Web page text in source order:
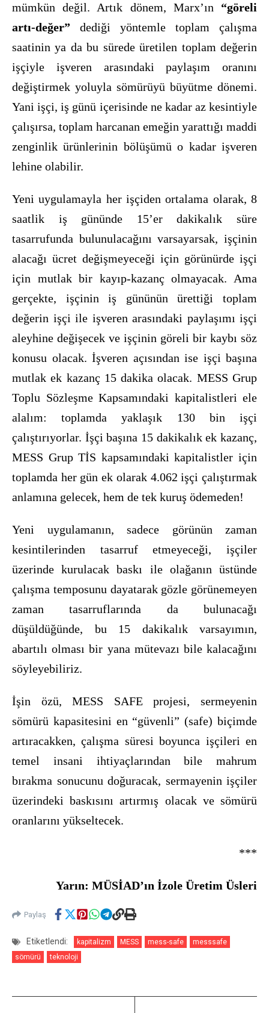
mümkün değil. Artık dönem, Marx’ın “göreli
artı-değer” dediği yöntemle toplam çalışma
saatinin ya da bu sürede üretilen toplam değerin
işçiyle işveren arasındaki paylaşım oranını
değiştirmek yoluyla sömürüyü büyütme dönemi.
Yani işçi, iş günü içerisinde ne kadar az kesintiyle
çalışırsa, toplam harcanan emeğin yarattığı maddi
zenginlik ürünlerinin bölüşümü o kadar işveren
lehine olabilir.
Yeni uygulamayla her işçiden ortalama olarak, 8
saatlik iş gününde 15’er dakikalık süre
tasarrufunda bulunulacağını varsayarsak, işçinin
alacağı ücret değişmeyeceği için görünürde işçi
için mutlak bir kayıp-kazanç olmayacak. Ama
gerçekte, işçinin iş gününün ürettiği toplam
değerin işçi ile işveren arasındaki paylaşımı işçi
aleyhine değişecek ve işçinin göreli bir kaybı söz
konusu olacak. İşveren açısından ise işçi başına
mutlak ek kazanç 15 dakika olacak. MESS Grup
Toplu Sözleşme Kapsamındaki kapitalistleri ele
alalım: toplamda yaklaşık 130 bin işçi
çalıştırıyorlar. İşçi başına 15 dakikalık ek kazanç,
MESS Grup TİS kapsamındaki kapitalistler için
toplamda her gün ek olarak 4.062 işçi çalıştırmak
anlamına gelecek, hem de tek kuruş ödemeden!
Yeni uygulamanın, sadece görünün zaman
kesintilerinden tasarruf etmeyeceği, işçiler
üzerinde kurulacak baskı ile olağanın üstünde
çalışma temposunu dayatarak gözle görünemeyen
zaman tasarruflarında da bulunacağı
düşüldüğünde, bu 15 dakikalık varsayımın,
abartılı olması bir yana mütevazı bile kalacağını
söyleyebiliriz.
İşin özü, MESS SAFE projesi, sermeyenin
sömürü kapasitesini en “güvenli” (safe) biçimde
artıracakken, çalışma süresi boyunca işçileri en
temel insani ihtiyaçlarından bile mahrum
bırakma sonucunu doğuracak, sermayenin işçiler
üzerindeki baskısını artırmış olacak ve sömürü
oranlarını yükseltecek.
***
Yarın: MÜSİAD’ın İzole Üretim Üsleri
Paylaş
Etiketlendi: kapitalizm MESS mess-safe
messsafe
sömürü
teknoloji